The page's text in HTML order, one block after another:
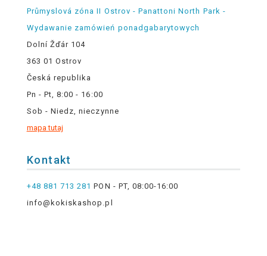
Průmyslová zóna II Ostrov - Panattoni North Park -
Wydawanie zamówień ponadgabarytowych
Dolní Žďár 104
363 01 Ostrov
Česká republika
Pn - Pt, 8:00 - 16:00
Sob - Niedz, nieczynne
mapa tutaj
Kontakt
+48 881 713 281 PON - PT, 08:00-16:00
info@kokiskashop.pl